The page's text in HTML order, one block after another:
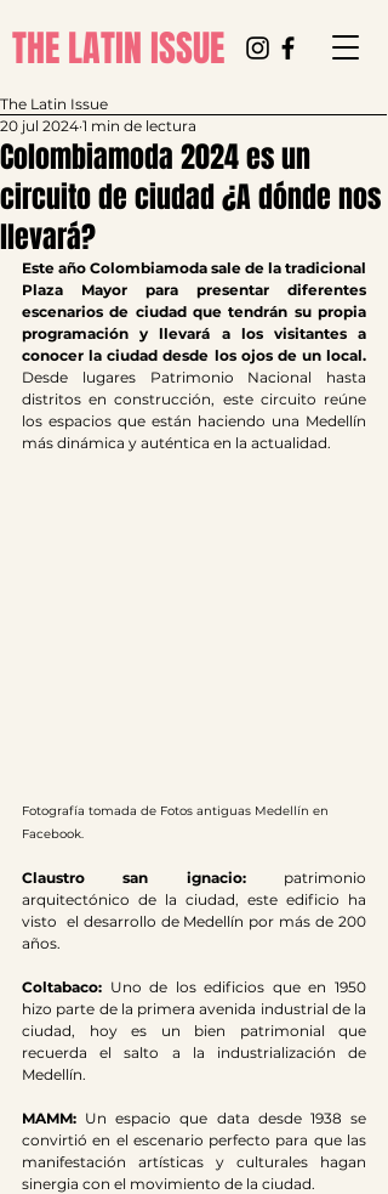
THE LATIN ISSUE
Colombiamoda 2024 es un
circuito de ciudad ¿A dónde nos
llevará?
The Latin Issue
20 jul 2024 1 min de lectura
Este año Colombiamoda sale de la tradicional
Plaza Mayor para presentar diferentes
escenarios de ciudad que tendrán su propia
programación y llevará a los visitantes a
Desde lugares Patrimonio Nacional hasta
distritos en construcción, este circuito reúne
los espacios que están haciendo una Medellín
más dinámica y auténtica en la actualidad.
Fotografía tomada de Fotos antiguas Medellín en
Facebook.
Claustro san ignacio: patrimonio
arquitectónico de la ciudad, este edificio ha
visto  el desarrollo de Medellín por más de 200
años.
Coltabaco: Uno de los edificios que en 1950
hizo parte de la primera avenida industrial de la
ciudad, hoy es un bien patrimonial que
recuerda el salto a la industrialización de
Medellín.
MAMM: Un espacio que data desde 1938 se
convirtió en el escenario perfecto para que las
manifestación artísticas y culturales hagan
sinergia con el movimiento de la ciudad.